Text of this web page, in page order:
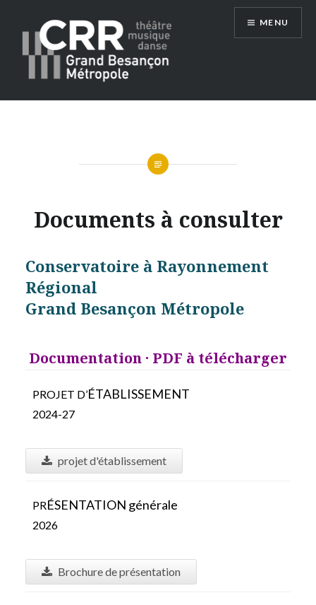
Conservatoire du Grand Besançon
MENU
Documents à consulter
Conservatoire à Rayonnement
Régional
Grand Besançon Métropole
Documentation · PDF à télécharger
PROJET D’ÉTABLISSEMENT
2024-27
projet d'établissement
PRÉSENTATION générale
2026
Brochure de présentation